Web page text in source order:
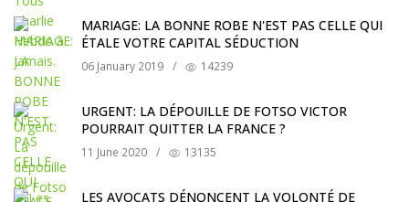
MARIAGE: LA BONNE ROBE N'EST PAS CELLE QUI
ÉTALE VOTRE CAPITAL SÉDUCTION
06 January 2019 / 14239
URGENT: LA DÉPOUILLE DE FOTSO VICTOR
POURRAIT QUITTER LA FRANCE ?
11 June 2020 / 13135
LES AVOCATS DÉNONCENT LA VOLONTÉ DE